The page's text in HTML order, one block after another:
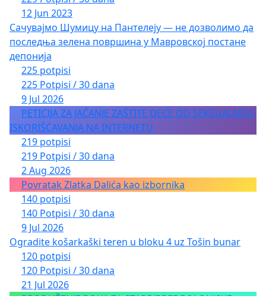
12 Jun 2023
Сачувајмо Шумицу на Пантелеју — не дозволимо да
последња зелена површина у Мавровској постане
депонија
225 potpisi
225 Potpisi / 30 dana
9 Jul 2026
PETICIJA ZA JAČANJE ZAŠTITE DECE OD SEKSUALNOG
ISKORIŠĆAVANJA NA INTERNETU
219 potpisi
219 Potpisi / 30 dana
2 Aug 2026
Povratak Zlatka Dalića kao izbornika
140 potpisi
140 Potpisi / 30 dana
9 Jul 2026
Ogradite košarkaški teren u bloku 4 uz Tošin bunar
120 potpisi
120 Potpisi / 30 dana
21 Jul 2026